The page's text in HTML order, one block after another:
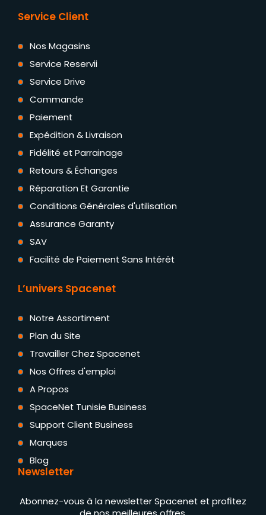
Service Client
Nos Magasins
Service Reservii
Service Drive
Commande
Paiement
Expédition & Livraison
Fidélité et Parrainage
Retours & Échanges
Réparation Et Garantie
Conditions Générales d'utilisation
Assurance Garanty
SAV
Facilité de Paiement Sans Intérêt
L’univers Spacenet
Notre Assortiment
Plan du Site
Travailler Chez Spacenet
Nos Offres d'emploi
A Propos
SpaceNet Tunisie Business
Support Client Business
Marques
Blog
Newsletter
Abonnez-vous à la newsletter Spacenet et profitez